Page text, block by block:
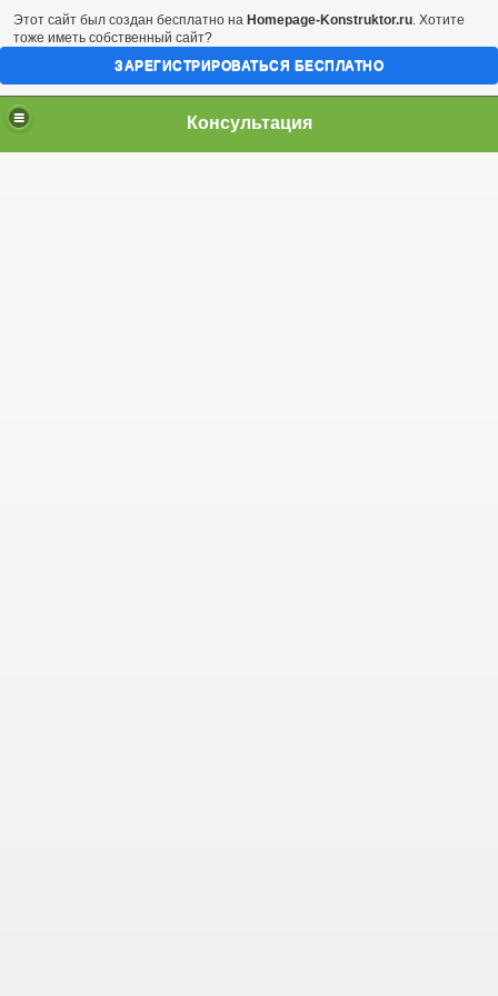
Консультация
Этот сайт был создан бесплатно на Homepage-Konstruktor.ru. Хотите
тоже иметь собственный сайт?
ЗАРЕГИСТРИРОВАТЬСЯ БЕСПЛАТНО